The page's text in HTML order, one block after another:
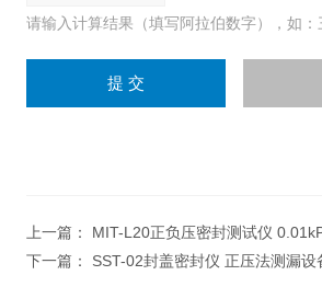
请输入计算结果（填写阿拉伯数字），如：
上一篇： MIT-L20正负压密封测试仪
下一篇： SST-02封盖密封仪 正压法测漏设